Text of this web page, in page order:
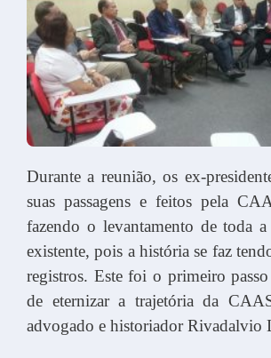
Durante a reunião, os ex-
suas passagens e feitos pela
fazendo o levantamento de toda a
existente, pois a história se faz
registros. Este foi o primeiro
de eternizar a trajetória da
advogado e historiador Rivadalvio